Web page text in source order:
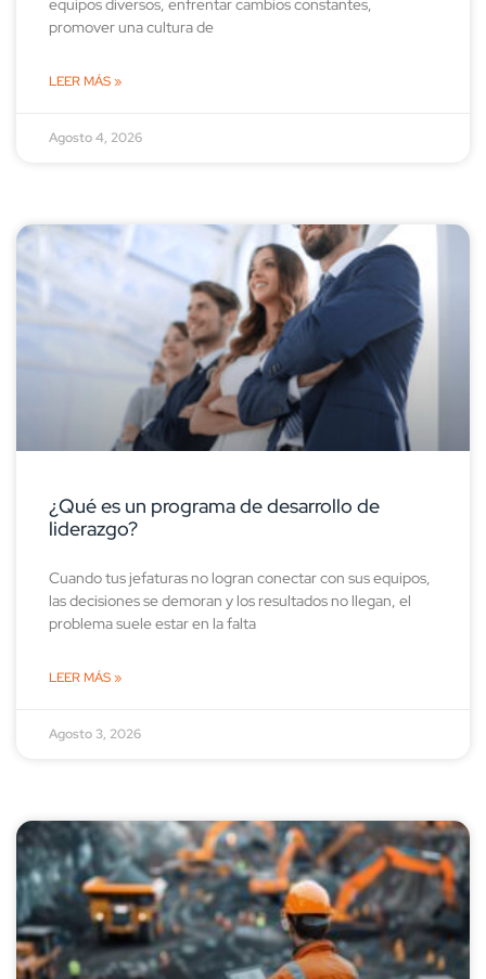
promover una cultura de
LEER MÁS »
Agosto 4, 2026
¿Qué es un programa de desarrollo de
liderazgo?
Cuando tus jefaturas no logran conectar con sus equipos,
las decisiones se demoran y los resultados no llegan, el
problema suele estar en la falta
LEER MÁS »
Agosto 3, 2026